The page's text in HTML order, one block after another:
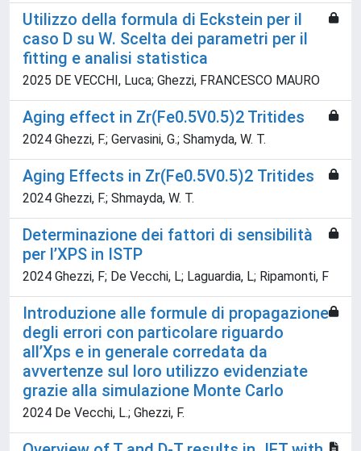
Utilizzo della formula di Eckstein per il
caso D su W. Scelta dei parametri per il
fitting e analisi statistica
2025 DE VECCHI, Luca; Ghezzi, FRANCESCO MAURO
Aging effect in Zr(Fe0.5V0.5)2 Tritides
2024 Ghezzi, F.; Gervasini, G.; Shamyda, W. T.
Aging Effects in Zr(Fe0.5V0.5)2 Tritides
2024 Ghezzi, F.; Shmayda, W. T.
Determinazione dei fattori di sensibilità
per l’XPS in ISTP
2024 Ghezzi, F; De Vecchi, L; Laguardia, L; Ripamonti, F
Introduzione alle formule di propagazione
degli errori con particolare riguardo
all’Xps e in generale corredata da
avvertenze sul loro utilizzo evidenziate
grazie alla simulazione Monte Carlo
2024 De Vecchi, L.; Ghezzi, F.